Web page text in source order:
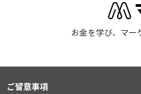
お金を学び、マー
ご留意事項